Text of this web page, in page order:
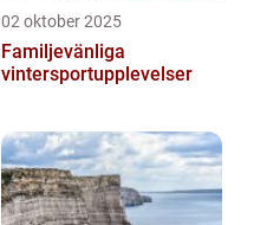
02 oktober 2025
Familjevänliga
vintersportupplevelser